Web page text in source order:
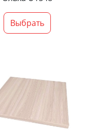
Выбрать